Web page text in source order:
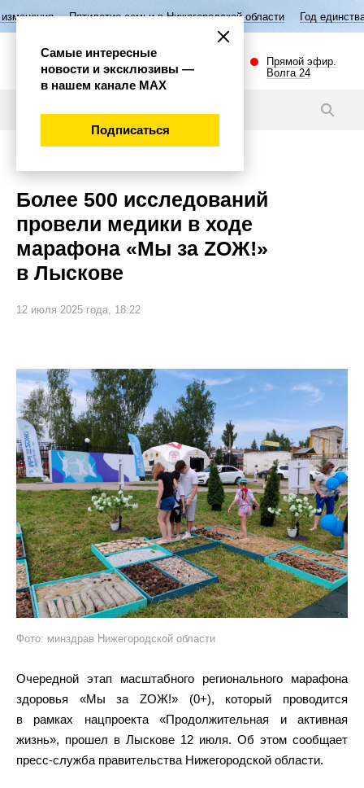
семьи в Нижегородской области Год единства народов России
Прямой эфир.
Волга 24
Более 500 исследований
провели медики в ходе
марафона «Мы за ZОЖ!»
в Лыскове
12 июля 2025 года, 18:22
Фото: минздрав Нижегородской области
Очередной этап масштабного регионального марафона
здоровья «Мы за ZОЖ!» (0+), который проводится
в рамках нацпроекта «Продолжительная и активная
жизнь», прошел в Лыскове 12 июля. Об этом сообщает
пресс-служба правительства Нижегородской области.
Самые интересные
новости и эксклюзивы —
в нашем канале МАХ
Подписаться